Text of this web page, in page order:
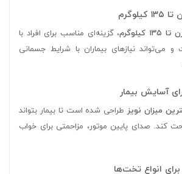
، گزینه‌ای مناسب برای افراد با
نیازهای بیماران با شرایط جسمانی
میزان نویز طراحی شده است تا بیمار بتواند
کند. صدای پایین موتور، مزاحمتی برای خواب